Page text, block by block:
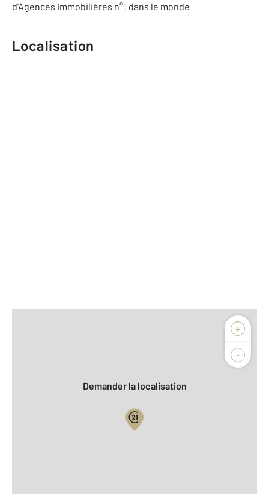
d'Agences Immobilières n°1 dans le monde
Localisation
+
-
Biens vendus
Demander la localisation